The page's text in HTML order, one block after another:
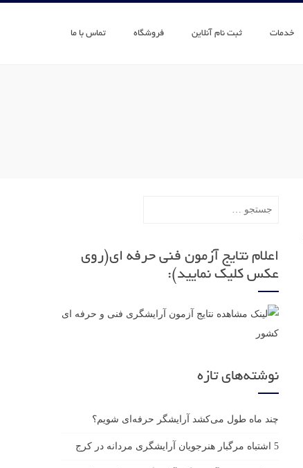
خدمات ثبت نام آنلاین فروشگاه تماس با ما
اعلام نتایج آزمون فنی حرفه ای(روی
عکس کلیک نمایید):
نوشته‌های تازه
چند ماه طول می‌کشد آرایشگر حرفه‌ای شویم؟
5 اشتباه مرگبار هنرجویان آرایشگری مردانه در کرج